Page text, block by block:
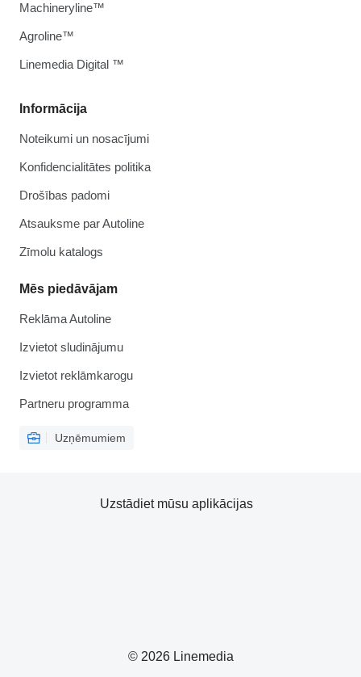
Informācija
Noteikumi un nosacījumi
Konfidencialitātes politika
Drošības padomi
Atsauksme par Autoline
Zīmolu katalogs
Mēs piedāvājam
Reklāma Autoline
Izvietot sludinājumu
Izvietot reklāmkarogu
Partneru programma
Uzņēmumiem
Machineryline™
Agroline™
Linemedia Digital ™
© 2026 Linemedia
Uzstādiet mūsu aplikācijas